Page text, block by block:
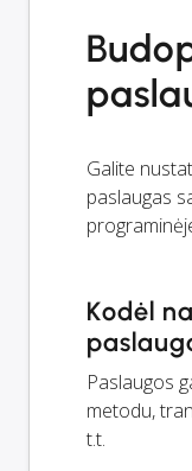
Galite
paslaugas
Kodėl
Paslaugos
metodu,
t.t.